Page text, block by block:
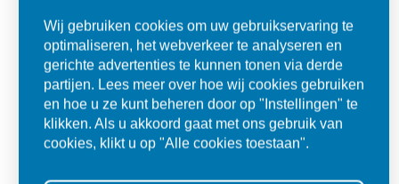
Alles goed zo was afgesproken.
Wij gebruiken cookies om uw gebruikservaring te
optimaliseren, het webverkeer te analyseren en
gerichte advertenties te kunnen tonen via derde
partijen. Lees meer over hoe wij cookies gebruiken
en hoe u ze kunt beheren door op "Instellingen" te
klikken. Als u akkoord gaat met ons gebruik van
cookies, klikt u op "Alle cookies toestaan".